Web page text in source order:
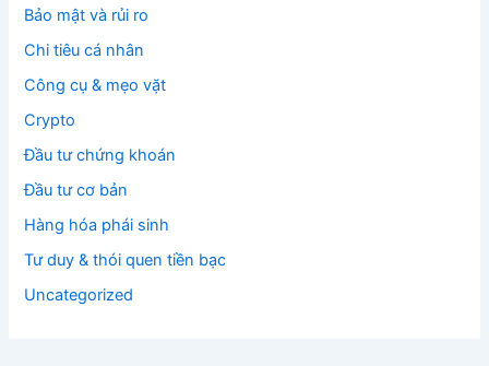
Bảo mật và rủi ro
Chi tiêu cá nhân
Công cụ & mẹo vặt
Crypto
Đầu tư chứng khoán
Đầu tư cơ bản
Hàng hóa phái sinh
Tư duy & thói quen tiền bạc
Uncategorized